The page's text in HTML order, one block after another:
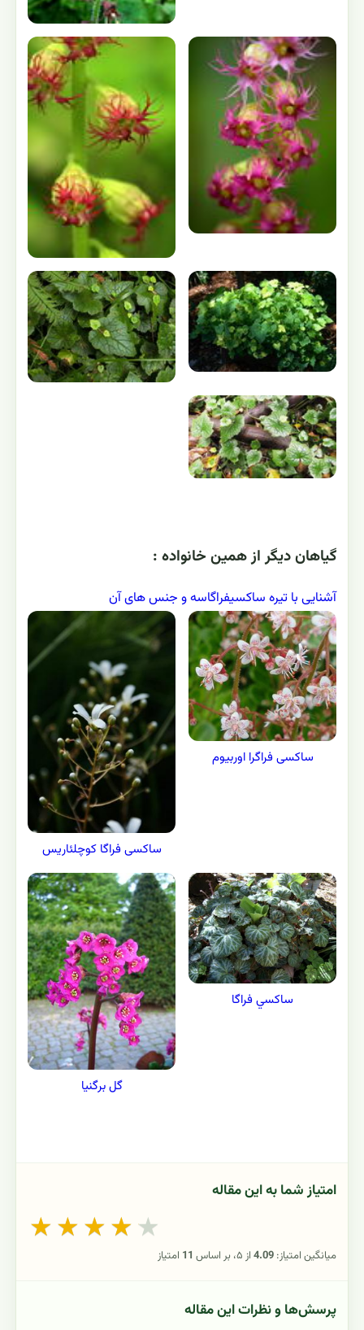
گياهان ديگر از همين خانواده :
آشنایی با تیره ساکسیفراگاسه و جنس های آن
ساکسی فراگرا اوربیوم
ساکسی فراگا کوچلئاریس
ساكسي فراگا
گل برگنیا
امتیاز شما به این مقاله
★ ★ ★ ★ ★
میانگین امتیاز: 4.09از ۵، بر اساس 11 امتیاز
پرسش‌ها و نظرات این مقاله